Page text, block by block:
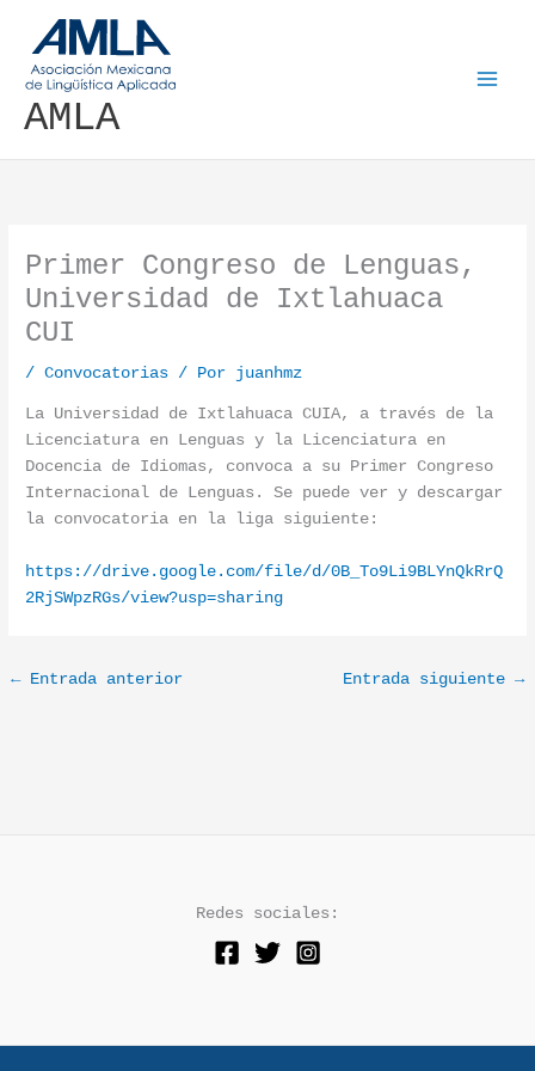
AMLA
Primer Congreso de Lenguas,
Universidad de Ixtlahuaca
CUI
/Convocatorias / Por juanhmz
La Universidad de Ixtlahuaca CUIA, a través de la
Licenciatura en Lenguas y la Licenciatura en
Docencia de Idiomas, convoca a su Primer Congreso
Internacional de Lenguas. Se puede ver y descargar
la convocatoria en la liga siguiente:
https://drive.google.com/file/d/0B_To9Li9BLYnQkRrQ
2RjSWpzRGs/view?usp=sharing
←Entrada anterior Entrada siguiente →
Redes sociales: